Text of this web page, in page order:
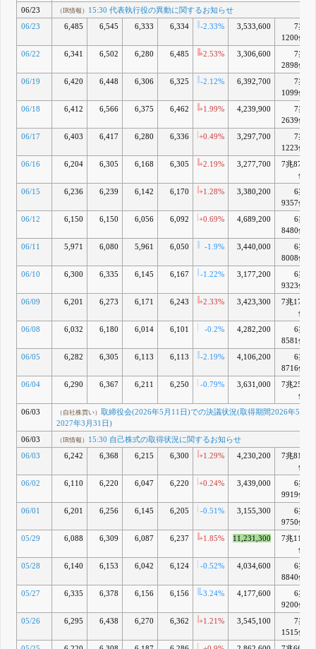
知らせ
N （空売り報告）BNP
Paribas
Markets SNC
（0.47%）-0.17%
義務消失
O （自社株買い）
取締
12日)での決議状
況(取得期間2025
年3月31日)
P （IR情報）15:30 (訂
正)IX PUSG
国PE投資先:Peak
(子会社の異動)に
関するお知らせ
Q （空売り報告） BNP
Financial
Markets SNC
（0.64%）
3月 31, 2026
R
BNP
Financial
6,483,887株
（0.57%）-0.19%
S （IR情報） 15:30 役
員人事および機構
改革に関するお知
T （空売り報告） BNP
Financial
Markets SNC
（0.76%）
新規
U （空売り報告）
PLC
4,302,290株
義務消失
06/23
（IR情報） 15:30 代表執行役の異動に関するお知らせ
06/23
6,485 6,545 6,333 6,334 -2.33% 3,533,600
7兆
1200億
06/22
6,341 6,502 6,280 6,485 +2.53% 3,306,600
7兆
2898億
06/19
6,420 6,448 6,306 6,325 -2.12% 6,392,700
7兆
1099億
06/18
6,412 6,566 6,375 6,462 +1.99% 4,239,900
7兆
2639億
06/17
6,403 6,417 6,280 6,336 +0.49% 3,297,700
7兆
1223億
06/16
6,204 6,305 6,168 6,305 +2.19% 3,277,700
7兆874
億
06/15
6,236 6,239 6,142 6,170 +1.28% 3,380,200
6兆
9357億
06/12
6,150 6,150 6,056 6,092 +0.69% 4,689,200
6兆
8480億
06/11
5,971 6,080 5,961 6,050 -1.9% 3,440,000
6兆
8008億
06/10
6,300 6,335 6,145 6,167 -1.22% 3,177,200
6兆
9323億
06/09
6,201 6,273 6,171 6,243 +2.33% 3,423,300
7兆177
億
06/08
6,032 6,180 6,014 6,101 -0.2% 4,282,200
6兆
8581億
06/05
6,282 6,305 6,113 6,113 -2.19% 4,106,200
6兆
8716億
06/04
6,290 6,367 6,211 6,250 -0.79% 3,631,000
7兆256
億
06/03
（自社株買い） 取締役会(2026年5月11日)での決議状況(取得期間2026年5月
2027年3月31日)
06/03
（IR情報） 15:30 自己株式の取得状況に関するお知らせ
06/03
6,242 6,368 6,215 6,300 +1.29% 4,230,200
7兆818
億
06/02
6,110 6,220 6,047 6,220 +0.24% 3,439,000
6兆
9919億
06/01
6,201 6,256 6,145 6,205 -0.51% 3,155,300
6兆
9750億
05/29
6,088 6,309 6,087 6,237 +1.85% 11,231,300
7兆110
億
05/28 6,140 6,153 6,042 6,124 -0.52% 4,034,600
6兆
8840億
05/27
6,335 6,378 6,156 6,156 -3.24% 4,177,600
6兆
9200億
05/26 6,295 6,438 6,270 6,362 +1.21% 3,545,100
7兆
1515億